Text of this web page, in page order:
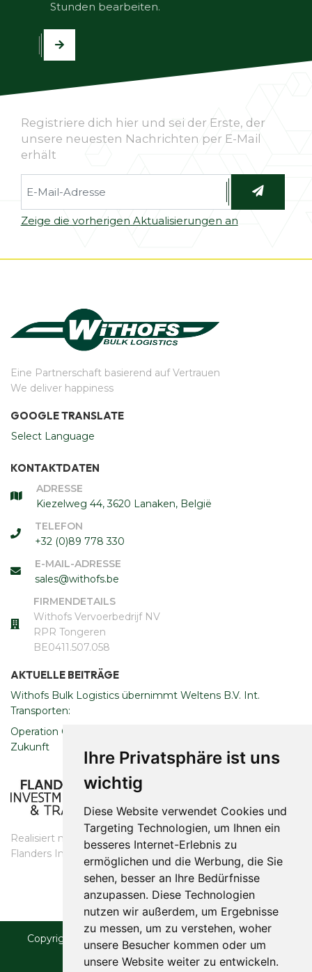
Ihre Privatsphäre ist uns
wichtig
Diese Website verwendet Cookies und
Targeting Technologien, um Ihnen ein
besseres Internet-Erlebnis zu
ermöglichen und die Werbung, die Sie
sehen, besser an Ihre Bedürfnisse
anzupassen. Diese Technologien
nutzen wir außerdem, um Ergebnisse
zu messen, um zu verstehen, woher
unsere Besucher kommen oder um
unsere Website weiter zu entwickeln.
Stunden bearbeiten.
Registriere dich hier und sei der Erste, der
unsere neuesten Nachrichten per E-Mail
erhält
Zeige die vorherigen Aktualisierungen an
Eine Partnerschaft basierend auf Vertrauen
We deliver happiness
GOOGLE TRANSLATE
Select Language
KONTAKTDATEN
ADRESSE
Kiezelweg 44, 3620 Lanaken, België
TELEFON
+32 (0)89 778 330
E-MAIL-ADRESSE
sales@withofs.be
FIRMENDETAILS
Withofs Vervoerbedrijf NV
RPR Tongeren
​​​​​​​BE0411.507.058
AKTUELLE BEITRÄGE
Withofs Bulk Logistics übernimmt Weltens B.V. Int.
Transporten:
Operation Clean Sweep: Engagement für eine nachhaltige
Zukunft
Realisiert mit Unterstützung des
​​​​​​​Flanders Investment & Trade
Copyright © 2023 Withofs Bulk Logistics. Alle Rechte
Datenschutz & Cookies